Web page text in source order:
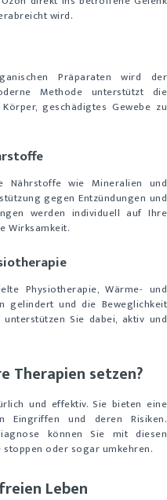
wird.
Präparaten wird der
Methode unterstützt die
geschädigtes Gewebe zu
Nährstoffe wie Mineralien und
gegen Entzündungen und
werden individuell auf Ihre
Wirksamkeit.
Physiotherapie, Wärme- und
gelindert und die Beweglichkeit
Sie dabei, aktiv und
Therapien setzen?
und effektiv. Sie bieten eine
Eingriffen und deren Risiken.
können Sie mit diesen
oder sogar umkehren.
Leben